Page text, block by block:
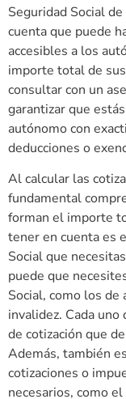
Seguridad Social
cuenta que puede
accesibles a los
importe total de
consultar con un
garantizar que
autónomo con
deducciones o
Al calcular las
fundamental
forman el importe
tener en cuenta es
Social que
puede que
Social, como los de
invalidez. Cada
de cotización que
Además, también
cotizaciones o
necesarios, como